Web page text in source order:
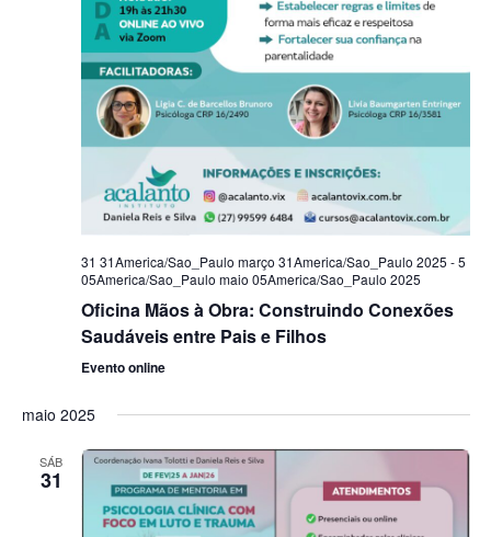
31 31America/Sao_Paulo março 31America/Sao_Paulo 2025 -5
05America/Sao_Paulo maio 05America/Sao_Paulo 2025
Oficina Mãos à Obra: Construindo Conexões
Saudáveis entre Pais e Filhos
Evento online
maio 2025
SÁB
31